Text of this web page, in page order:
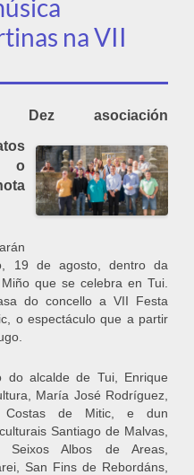
na VII
Dez asociación
o
19 de agosto, dentro da
que se celebra en Tui.
do concello a VII Festa
o espectáculo que a partir
do alcalde de Tui, Enrique
María José Rodríguez,
de Mitic, e dun
Santiago de Malvas,
Seixos Albos de Areas,
San Fins de Rebordáns,